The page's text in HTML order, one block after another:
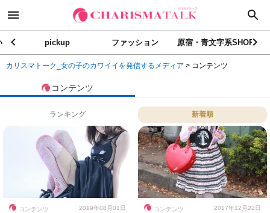
pickup ファッション 原宿・青文字系SHOP
カリスマトーク_女の子のカワイイを発信するメディア > コンテンツ
コンテンツ
ランキング 新着順
コンテンツ 2019年08月01日 コンテンツ 2017年12月22日